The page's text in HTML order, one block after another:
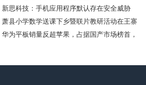
新思科技：手机应用程序默认存在安全威胁
萧县小学数学送课下乡暨联片教研活动在王寨
华为平板销量反超苹果，占据国产市场榜首，